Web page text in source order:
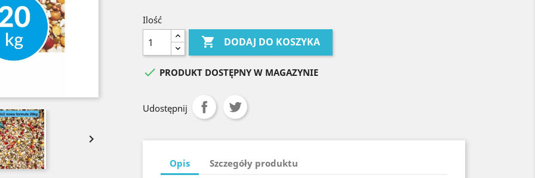

Ilość
 DODAJ DO KOSZYKA
 PRODUKT DOSTĘPNY W MAGAZYNIE
Udostępnij
Opis Szczegóły produktu